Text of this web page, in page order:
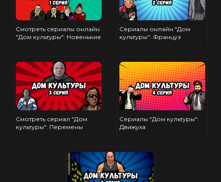
Смотреть сериалы онлайн
"Дом культуры": Новенькие
Сериалы онлайн "Дом
культуры": Француз
Смотреть сериал "Дом
культуры": Перемены
Сериалы "Дом культуры":
Движуха